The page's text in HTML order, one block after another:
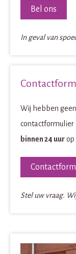
Bel ons
In geval van
Wij hebben
contactformulier
binnen 24 uurop
Stel uw vraag.